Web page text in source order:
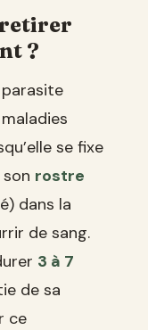
?
parasite
se fixe
rostre
dans la
de sang.
3 à 7
de sa
ce